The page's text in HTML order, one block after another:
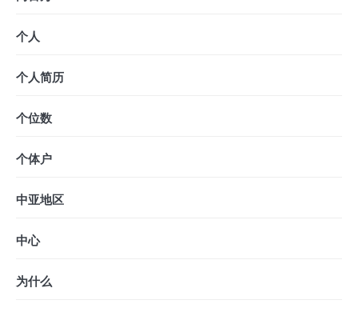
个人
个人简历
个位数
个体户
中亚地区
中心
为什么